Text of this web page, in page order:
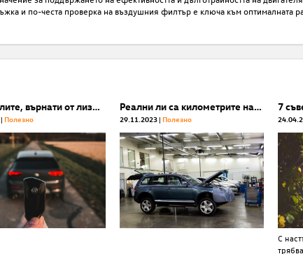
и по-честа проверка на въздушния филтър е ключа към оптималната
Защо колите, върнати от лизинг, са най-апетитните употребявани автомобили?
Полезнo
Реални ли са километрите на употребяваните автомобили. 6 неща, на които да обърнете внимание.
29.11.2023 Полезнo
С